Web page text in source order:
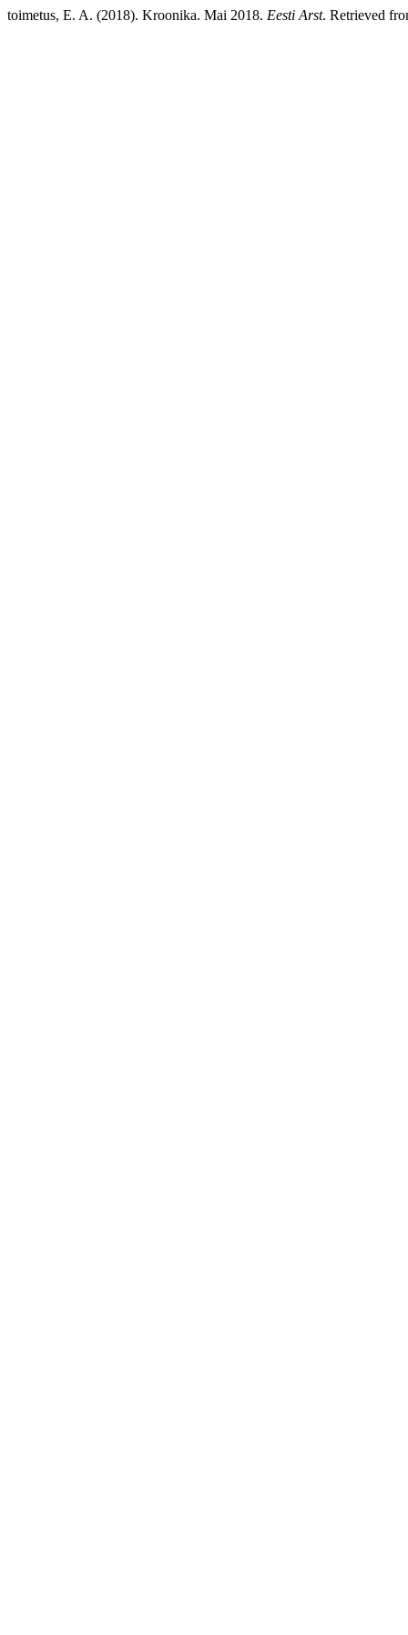
toimetus, E. A. (2018). Kroonika. Mai 2018. Eesti Arst. Retrieved